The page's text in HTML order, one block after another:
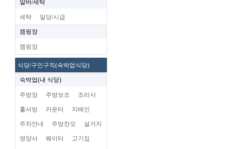
알바/세탁
세탁 일당/시급
캠핑장
캠핑장
식당/구인구직(숙박업식당)
숙박업(내 식당)
주방장 주방보조 조리사
홀서빙 카운터 지배인
주차안내 주방찬모 설거지
영양사 웨이터 고기집